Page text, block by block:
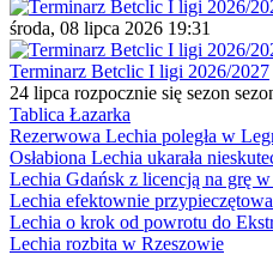
środa, 08 lipca 2026 19:31
Terminarz Betclic I ligi 2026/2027
24 lipca rozpocznie się sezon
Tablica Łazarka
Rezerwowa Lechia poległa w
Osłabiona Lechia ukarała
Lechia Gdańsk z licencją na grę
Lechia efektownie
Lechia o krok od powrotu do
Lechia rozbita w Rzeszowie